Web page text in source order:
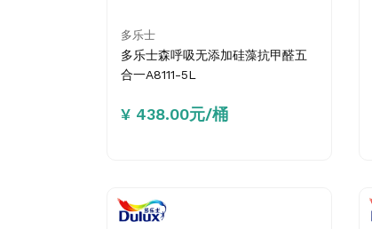
多乐士
多乐士森呼吸无添加硅藻抗甲醛五
合一A8111-5L
¥ 438.00元/桶